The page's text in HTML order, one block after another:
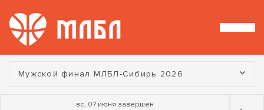
Турнир:
Мужской финал МЛБЛ-Сибирь 2026
вс, 07 июня завершен